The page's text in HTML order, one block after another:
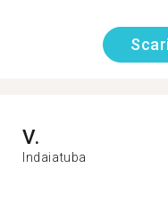
V.
Indaiatuba